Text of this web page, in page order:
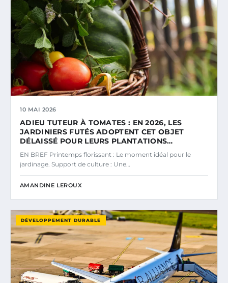
10 MAI 2026
ADIEU TUTEUR À TOMATES : EN 2026, LES
JARDINIERS FUTÉS ADOPTENT CET OBJET
DÉLAISSÉ POUR LEURS PLANTATIONS…
EN BREF Printemps florissant : Le moment idéal pour le
jardinage. Support de culture : Une…
AMANDINE LEROUX
DÉVELOPPEMENT DURABLE